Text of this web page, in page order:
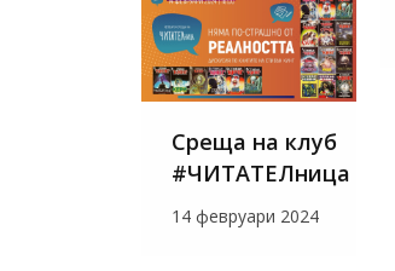
Среща на клуб
#ЧИТАТЕЛница
14 февруари 2024